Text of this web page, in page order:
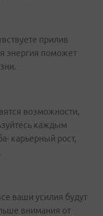
прилив
энергия поможет
возможности,
каждым
карьерный рост,
ваши усилия будут
внимания от